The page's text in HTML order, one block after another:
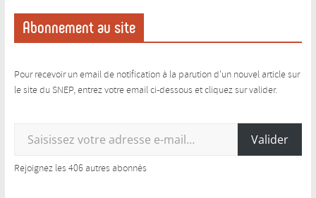
Abonnement au site
Pour recevoir un email de notification à la parution d'un nouvel article sur
le site du SNEP, entrez votre email ci-dessous et cliquez sur valider.
Valider
Rejoignez les 406 autres abonnés